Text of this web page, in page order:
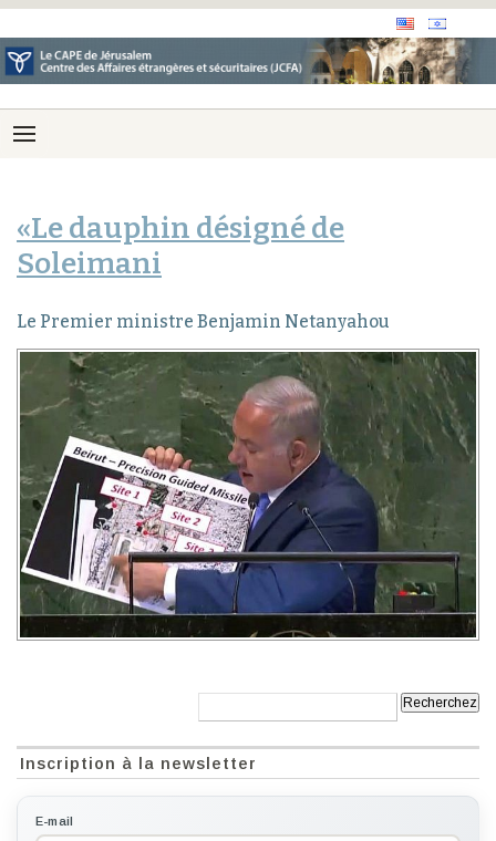
«Le dauphin désigné de
Soleimani
Le Premier ministre Benjamin Netanyahou
Inscription à la newsletter
E-mail